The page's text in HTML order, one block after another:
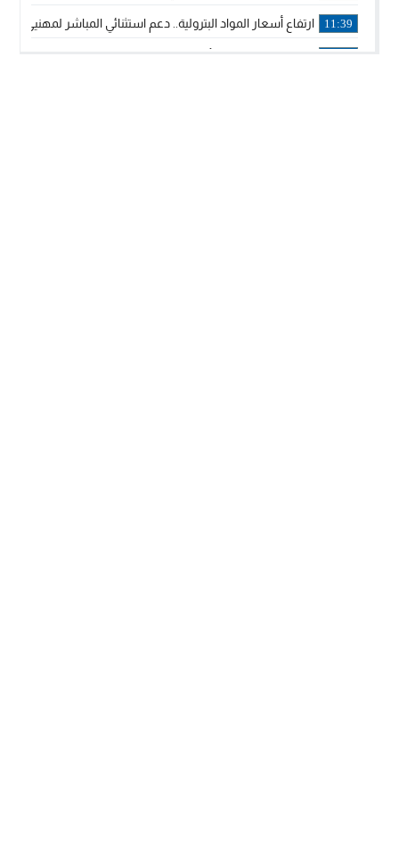
11:39 ارتفاع أسعار المواد البترولية.. دعم استثنائي المباشر لمهنيي